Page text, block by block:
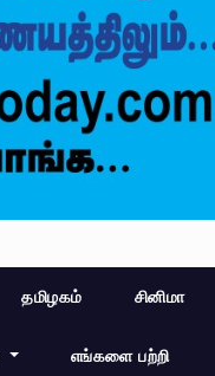
தமிழகம் சினிமா
எங்களை பற்றி